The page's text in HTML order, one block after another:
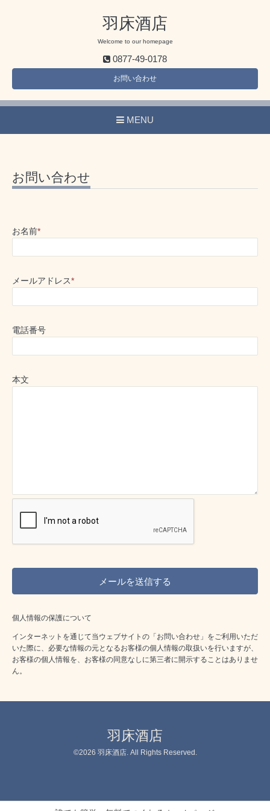
羽床酒店
Welcome to our homepage
0877-49-0178
お問い合わせ
MENU
お問い合わせ
お名前*
メールアドレス*
電話番号
本文
個人情報の保護について
インターネットを通じて当ウェブサイトの「お問い合わせ」をご利用いただ
いた際に、必要な情報の元となるお客様の個人情報の取扱いを行いますが、
お客様の個人情報を、お客様の同意なしに第三者に開示することはありませ
ん。
羽床酒店
©2026 羽床酒店. All Rights Reserved.